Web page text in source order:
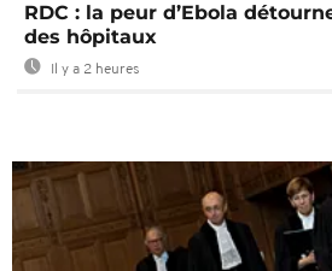
RDC : la peur d’Ebola
des hôpitaux
Il y a 2 heures